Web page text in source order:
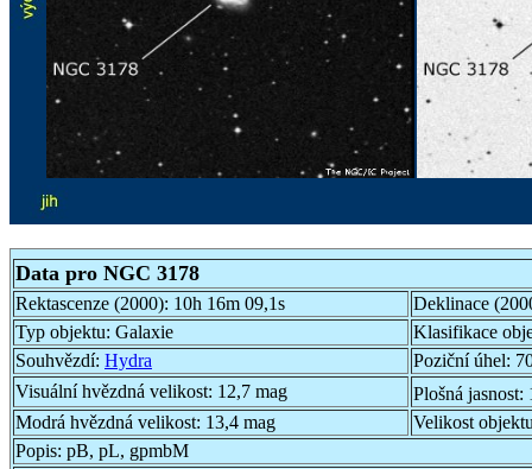
Data pro NGC 3178
Rektascenze (2000): 10h 16m 09,1s
Deklinace
Typ objektu: Galaxie
Klasifikace
Souhvězdí: Hydra Poziční úhel:
Visuální hvězdná velikost: 12,7 mag Plošná jasnost:
Modrá hvězdná velikost: 13,4 mag
Velikost
Popis: pB, pL, gpmbM